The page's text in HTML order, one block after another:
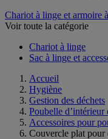
Chariot à linge et armoire
Voir toute la catégorie
Chariot à linge
Sac à linge et
Accueil
Hygiène
Gestion des déchets
Poubelle d’intérieur
Accessoires pour
Couvercle plat pour